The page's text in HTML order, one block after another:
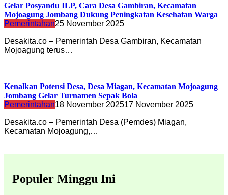
Gelar Posyandu ILP, Cara Desa Gambiran, Kecamatan
Mojoagung Jombang Dukung Peningkatan Kesehatan Warga
Pemerintahan25 November 2025
Desakita.co – Pemerintah Desa Gambiran, Kecamatan
Mojoagung terus…
Kenalkan Potensi Desa, Desa Miagan, Kecamatan Mojoagung
Jombang Gelar Turnamen Sepak Bola
Pemerintahan18 November 202517 November 2025
Desakita.co – Pemerintah Desa (Pemdes) Miagan,
Kecamatan Mojoagung,…
Populer Minggu Ini